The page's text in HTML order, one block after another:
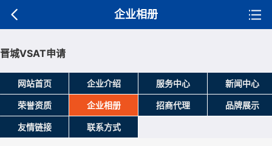
企业相册
晋城VSAT申请
网站首页 企业介绍 服务中心 新闻中心
荣誉资质 企业相册 招商代理 品牌展示
友情链接 联系方式